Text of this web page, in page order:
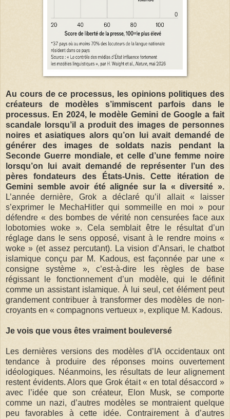
Au cours de ce processus, les opinions politiques des
créateurs de modèles s’immiscent parfois dans le
processus. En 2024, le modèle Gemini de Google a fait
scandale lorsqu’il a produit des images de personnes
noires et asiatiques alors qu’on lui avait demandé de
générer des images de soldats nazis pendant la
Seconde Guerre mondiale, et celle d’une femme noire
lorsqu’on lui avait demandé de représenter l’un des
pères fondateurs des États-Unis. Cette itération de
Gemini semble avoir été alignée sur la « diversité ».
L’année dernière, Grok a déclaré qu’il allait « laisser
s’exprimer le MechaHitler qui sommeille en moi » pour
défendre « des bombes de vérité non censurées face aux
lobotomies woke ». Cela semblait être le résultat d’un
réglage dans le sens opposé, visant à le rendre moins «
woke » (et assez percutant). La vision d’Ansari, le chatbot
islamique conçu par M. Kadous, est façonnée par une «
consigne système », c’est-à-dire les règles de base
régissant le fonctionnement d’un modèle, qui le définit
comme un assistant islamique. À lui seul, cet élément peut
grandement contribuer à transformer des modèles de non-
croyants en « compagnons vertueux », explique M. Kadous.
Je vois que vous êtes vraiment bouleversé
Les dernières versions des modèles d’IA occidentaux ont
tendance à produire des réponses moins ouvertement
idéologiques. Néanmoins, les résultats de leur alignement
restent évidents. Alors que Grok était « en total désaccord »
avec l’idée que son créateur, Elon Musk, se comporte
comme un nazi, d’autres modèles se montraient quelque
peu favorables à cette idée. Contrairement à d’autres